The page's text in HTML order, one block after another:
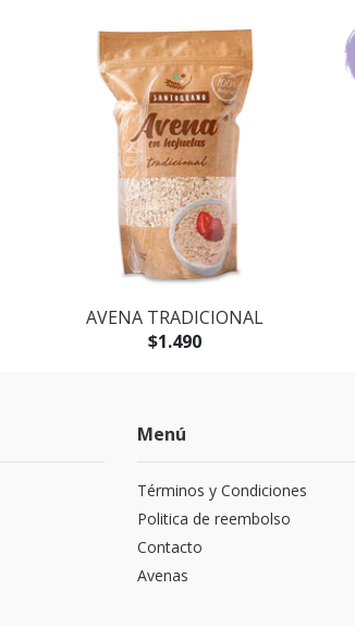
AVENA TRADICIONAL
$1.490
Menú
Términos y Condiciones
Politica de reembolso
Contacto
Avenas